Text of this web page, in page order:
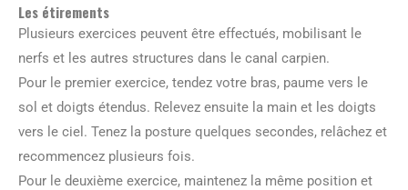
Les étirements
Plusieurs exercices peuvent être effectués, mobilisant le
nerfs et les autres structures dans le canal carpien.
Pour le premier exercice, tendez votre bras, paume vers le
sol et doigts étendus. Relevez ensuite la main et les doigts
vers le ciel. Tenez la posture quelques secondes, relâchez et
recommencez plusieurs fois.
Pour le deuxième exercice, maintenez la même position et